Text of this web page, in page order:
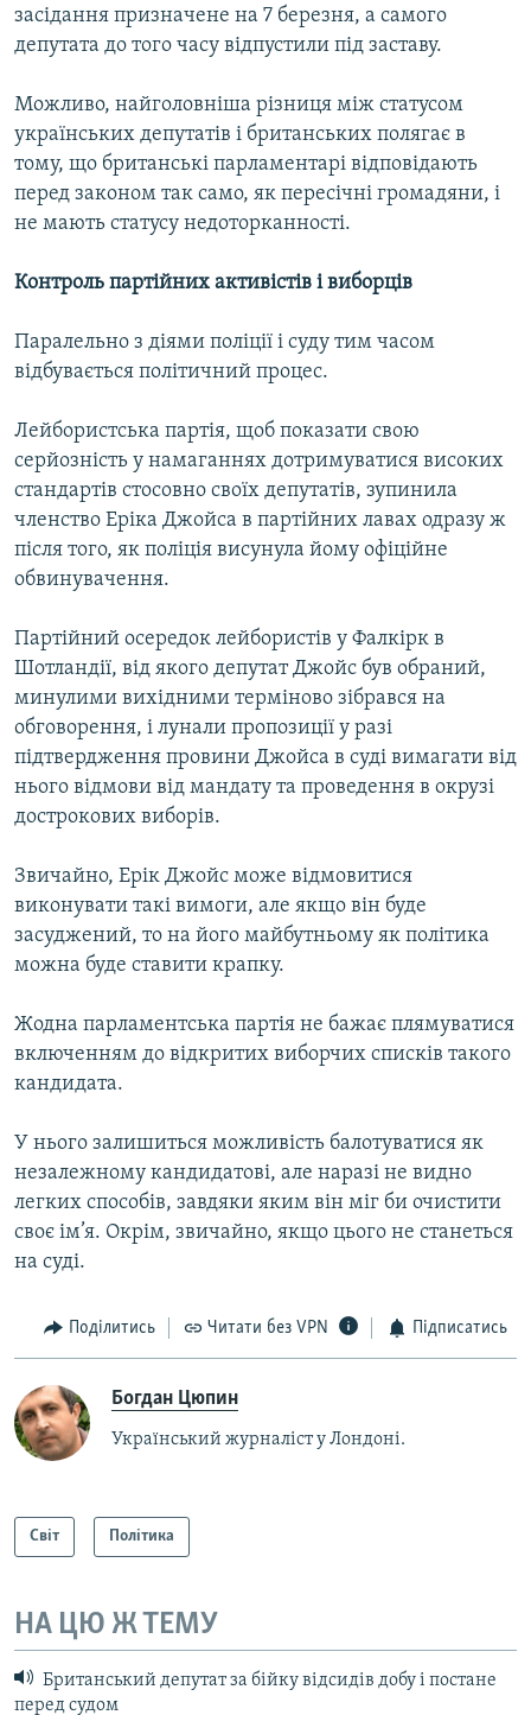
засідання призначене на 7 березня, а самого
депутата до того часу відпустили під заставу.
Можливо, найголовніша різниця між статусом
українських депутатів і британських полягає в
тому, що британські парламентарі відповідають
перед законом так само, як пересічні громадяни, і
не мають статусу недоторканності.
Контроль партійних активістів і виборців
Паралельно з діями поліції і суду тим часом
відбувається політичний процес.
Лейбористська партія, щоб показати свою
серйозність у намаганнях дотримуватися високих
стандартів стосовно своїх депутатів, зупинила
членство Еріка Джойса в партійних лавах одразу ж
після того, як поліція висунула йому офіційне
обвинувачення.
Партійний осередок лейбористів у Фалкірк в
Шотландії, від якого депутат Джойс був обраний,
минулими вихідними терміново зібрався на
обговорення, і лунали пропозиції у разі
підтвердження провини Джойса в суді вимагати від
нього відмови від мандату та проведення в окрузі
дострокових виборів.
Звичайно, Ерік Джойс може відмовитися
виконувати такі вимоги, але якщо він буде
засуджений, то на його майбутньому як політика
можна буде ставити крапку.
Жодна парламентська партія не бажає плямуватися
включенням до відкритих виборчих списків такого
кандидата.
У нього залишиться можливість балотуватися як
незалежному кандидатові, але наразі не видно
легких способів, завдяки яким він міг би очистити
своє ім’я. Окрім, звичайно, якщо цього не станеться
на суді.
Поділитись Читати без VPN Підписатись
Богдан Цюпин
Український журналіст у Лондоні.
Світ Політика
НА ЦЮ Ж ТЕМУ
Британський депутат за бійку відсидів добу і постане
перед судом